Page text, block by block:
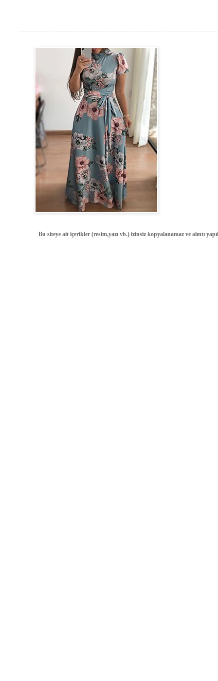
Bu siteye ait içerikler (resim,yazı vb.) izinsiz kopyalanamaz ve alıntı